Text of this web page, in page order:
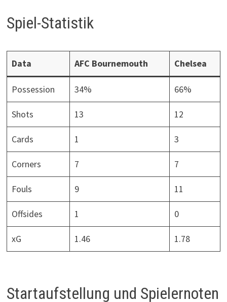
Spiel-Statistik
Data AFC Bournemouth Chelsea
Possession 34% 66%
Shots 13 12
Cards 1 3
Corners 7 7
Fouls 9 11
Offsides 1 0
xG 1.46 1.78
Startaufstellung und Spielernoten